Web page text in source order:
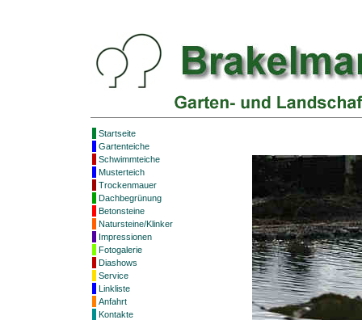
Startseite
Gartenteiche
Schwimmteiche
Musterteich
Trockenmauer
Dachbegrünung
Betonsteine
Natursteine/Klinker
Impressionen
Fotogalerie
Diashows
Service
Linkliste
Anfahrt
Kontakte